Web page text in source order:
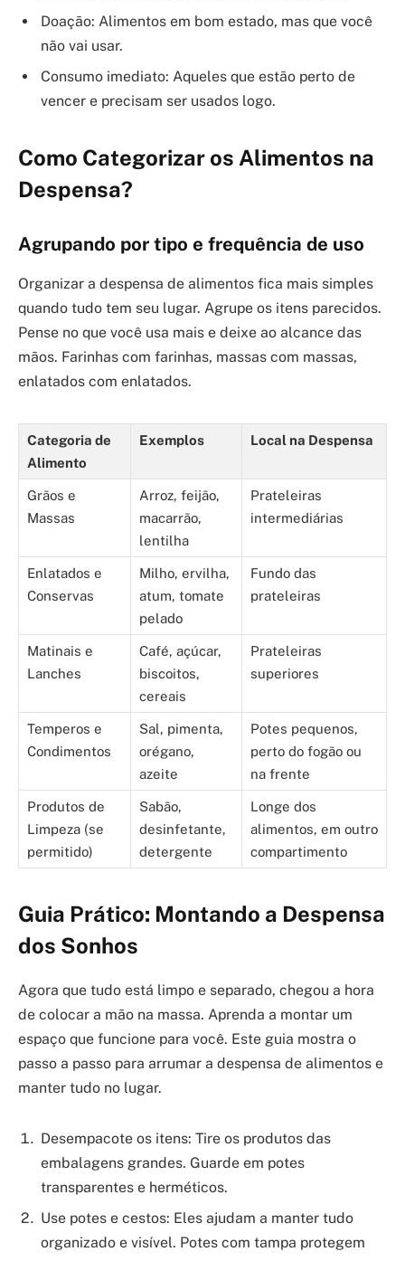
Doação: Alimentos em bom estado, mas que você
não vai usar.
Consumo imediato: Aqueles que estão perto de
vencer e precisam ser usados logo.
Como Categorizar os Alimentos na
Despensa?
Agrupando por tipo e frequência de uso
Organizar a despensa de alimentos fica mais simples
quando tudo tem seu lugar. Agrupe os itens parecidos.
Pense no que você usa mais e deixe ao alcance das
mãos. Farinhas com farinhas, massas com massas,
enlatados com enlatados.
Categoria de
Alimento
Exemplos Local na Despensa
Grãos e
Massas
Arroz, feijão,
macarrão,
lentilha
Prateleiras
intermediárias
Enlatados e
Conservas
Milho, ervilha,
atum, tomate
pelado
Fundo das
prateleiras
Matinais e
Lanches
Café, açúcar,
biscoitos,
cereais
Prateleiras
superiores
Temperos e
Condimentos
Sal, pimenta,
orégano,
azeite
Potes pequenos,
perto do fogão ou
na frente
Produtos de
Limpeza (se
permitido)
Sabão,
desinfetante,
detergente
Longe dos
alimentos, em outro
compartimento
Guia Prático: Montando a Despensa
dos Sonhos
Agora que tudo está limpo e separado, chegou a hora
de colocar a mão na massa. Aprenda a montar um
espaço que funcione para você. Este guia mostra o
passo a passo para arrumar a despensa de alimentos e
manter tudo no lugar.
Desempacote os itens: Tire os produtos das
embalagens grandes. Guarde em potes
transparentes e herméticos.
Use potes e cestos: Eles ajudam a manter tudo
organizado e visível. Potes com tampa protegem